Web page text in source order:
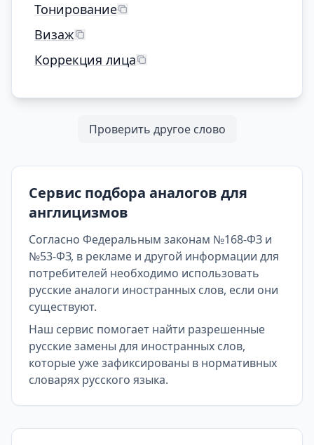
Тонирование
Визаж
Коррекция лица
Проверить другое слово
Сервис подбора аналогов для
англицизмов
Согласно Федеральным законам №168-ФЗ и
№53-ФЗ, в рекламе и другой информации для
потребителей необходимо использовать
русские аналоги иностранных слов, если они
существуют.
Наш сервис помогает найти разрешенные
русские замены для иностранных слов,
которые уже зафиксированы в нормативных
словарях русского языка.